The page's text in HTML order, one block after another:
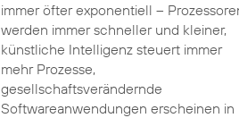
immer öfter exponentiell –
werden immer schneller und kleiner,
künstliche Intelligenz steuert immer
mehr Prozesse,
gesellschaftsverändernde
Softwareanwendungen erscheinen in